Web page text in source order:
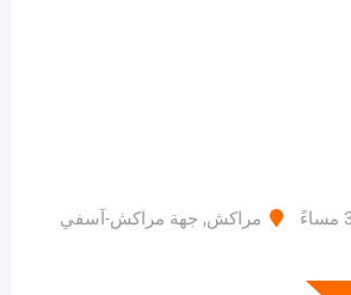
مراكش, جهة مراكش-آسفي